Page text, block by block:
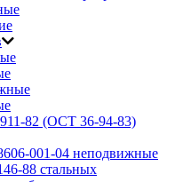
82 (ОСТ 36-94-83)
001-04 неподвижные
88 стальных